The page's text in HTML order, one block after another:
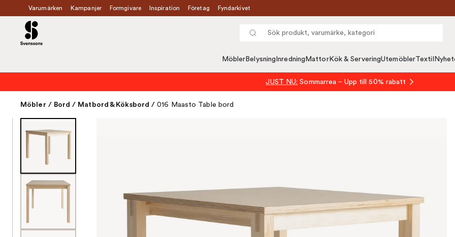
Varumärken Kampanjer Formgivare Inspiration Företag Fyndarkivet
Möbler Belysning Inredning MattorKök & ServeringUtemöblerTextil
JUST NU: Sommarrea – Upp till 50% rabatt
Möbler / Bord / Matbord & Köksbord / 016 Maasto Table bord